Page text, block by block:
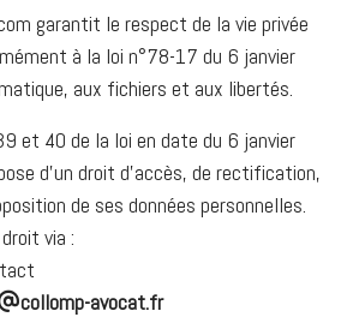
garantit le respect de la vie privée
à la loi n°78-17 du 6 janvier
aux fichiers et aux libertés.
et 40 de la loi en date du 6 janvier
d'un droit d'accès, de rectification,
de ses données personnelles.
via :
collomp-avocat.fr